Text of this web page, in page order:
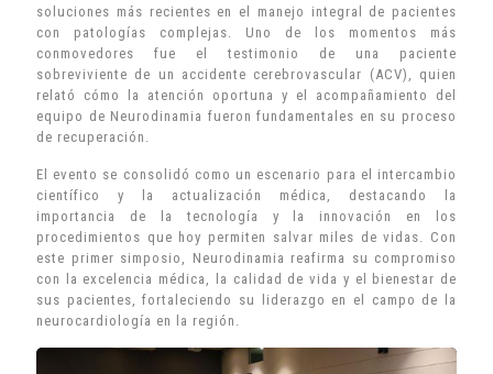
soluciones más recientes en el manejo integral de pacientes
con patologías complejas. Uno de los momentos más
conmovedores fue el testimonio de una paciente
sobreviviente de un accidente cerebrovascular (ACV), quien
relató cómo la atención oportuna y el acompañamiento del
equipo de Neurodinamia fueron fundamentales en su proceso
de recuperación.
El evento se consolidó como un escenario para el intercambio
científico y la actualización médica, destacando la
importancia de la tecnología y la innovación en los
procedimientos que hoy permiten salvar miles de vidas. Con
este primer simposio, Neurodinamia reafirma su compromiso
con la excelencia médica, la calidad de vida y el bienestar de
sus pacientes, fortaleciendo su liderazgo en el campo de la
neurocardiología en la región.